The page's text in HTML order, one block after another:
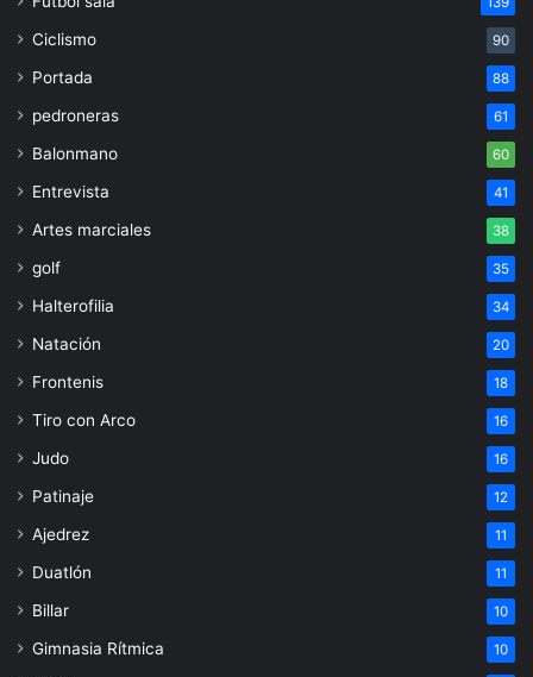
Ciclismo 90
Portada 88
pedroneras 61
Balonmano 60
Entrevista 41
Artes marciales 38
golf 35
Halterofilia 34
Natación 20
Frontenis 18
Tiro con Arco 16
Judo 16
Patinaje 12
Ajedrez 11
Duatlón 11
Billar 10
Gimnasia Rítmica 10